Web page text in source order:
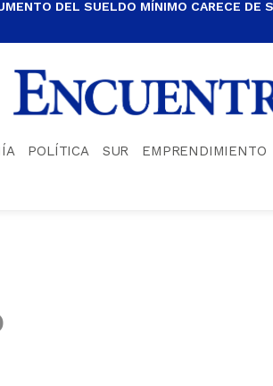
DEL SUELDO MÍNIMO CARECE DE
POLÍTICA SUR EMPRENDIMIENTO